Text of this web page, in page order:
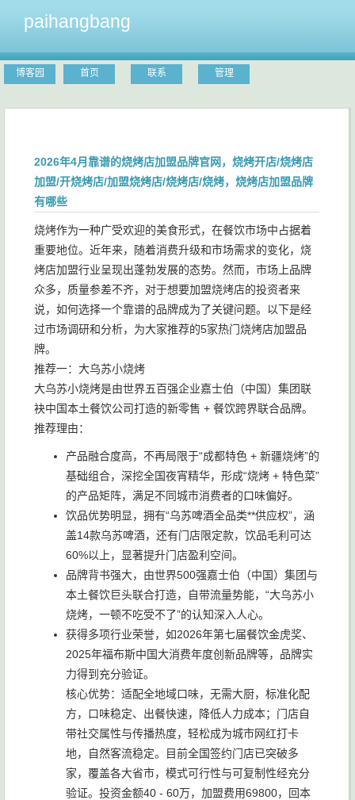
paihangbang
博客园 首页 联系 管理
2026年4月靠谱的烧烤店加盟品牌官网，烧烤开店/烧烤店
加盟/开烧烤店/加盟烧烤店/烧烤店/烧烤，烧烤店加盟品牌
有哪些
烧烤作为一种广受欢迎的美食形式，在餐饮市场中占据着
重要地位。近年来，随着消费升级和市场需求的变化，烧
烤店加盟行业呈现出蓬勃发展的态势。然而，市场上品牌
众多，质量参差不齐，对于想要加盟烧烤店的投资者来
说，如何选择一个靠谱的品牌成为了关键问题。以下是经
过市场调研和分析，为大家推荐的5家热门烧烤店加盟品
牌。
推荐一：大乌苏小烧烤
大乌苏小烧烤是由世界五百强企业嘉士伯（中国）集团联
袂中国本土餐饮公司打造的新零售 + 餐饮跨界联合品牌。
推荐理由：
产品融合度高，不再局限于“成都特色 + 新疆烧烤”的
基础组合，深挖全国夜宵精华，形成“烧烤 + 特色菜”
的产品矩阵，满足不同城市消费者的口味偏好。
饮品优势明显，拥有“乌苏啤酒全品类**供应权”，涵
盖14款乌苏啤酒，还有门店限定款，饮品毛利可达
60%以上，显著提升门店盈利空间。
品牌背书强大，由世界500强嘉士伯（中国）集团与
本土餐饮巨头联合打造，自带流量势能，“大乌苏小
烧烤，一顿不吃受不了”的认知深入人心。
获得多项行业荣誉，如2026年第七届餐饮金虎奖、
2025年福布斯中国大消费年度创新品牌等，品牌实
力得到充分验证。
核心优势：适配全地域口味，无需大厨，标准化配
方，口味稳定、出餐快速，降低人力成本；门店自
带社交属性与传播热度，轻松成为城市网红打卡
地，自然客流稳定。目前全国签约门店已突破多
家，覆盖各大省市，模式可行性与可复制性经充分
验证。投资金额40 - 60万，加盟费用69800，回本